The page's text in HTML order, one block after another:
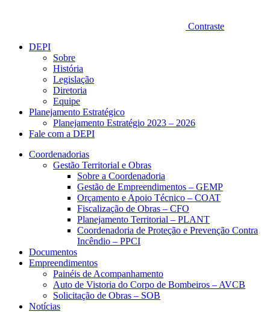
Contraste
DEPI
Sobre
História
Legislação
Diretoria
Equipe
Planejamento Estratégico
Planejamento Estratégio 2023 – 2026
Fale com a DEPI
Coordenadorias
Gestão Territorial e Obras
Sobre a Coordenadoria
Gestão de Empreendimentos – GEMP
Orçamento e Apoio Técnico – COAT
Fiscalização de Obras – CFO
Planejamento Territorial – PLANT
Coordenadoria de Proteção e Prevenção Contra
Incêndio – PPCI
Documentos
Empreendimentos
Painéis de Acompanhamento
Auto de Vistoria do Corpo de Bombeiros – AVCB
Solicitação de Obras – SOB
Notícias